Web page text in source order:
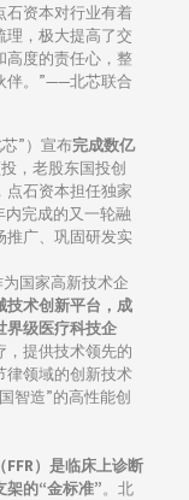
石资本对行业有着
理，极大提高了交
高度的责任心，整
伴。”——北芯联合
”）宣布完成数亿
，老股东国投创
点石资本担任独家
内完成的又一轮融
推广、巩固研发实
国家高新技术企
技术创新平台，成
界级医疗科技企
，提供技术领先的
律领域的创新技术
智造”的高性能创
）是临床上诊断
架的“金标准”。北